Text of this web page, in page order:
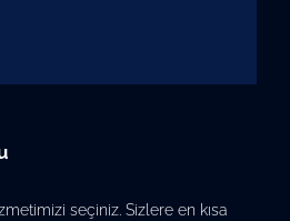
seçiniz. Sizlere en kısa